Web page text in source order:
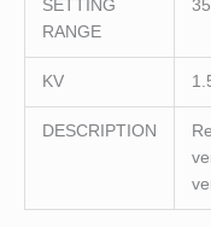
SETTING
RANGE
KV
DESCRIPTION